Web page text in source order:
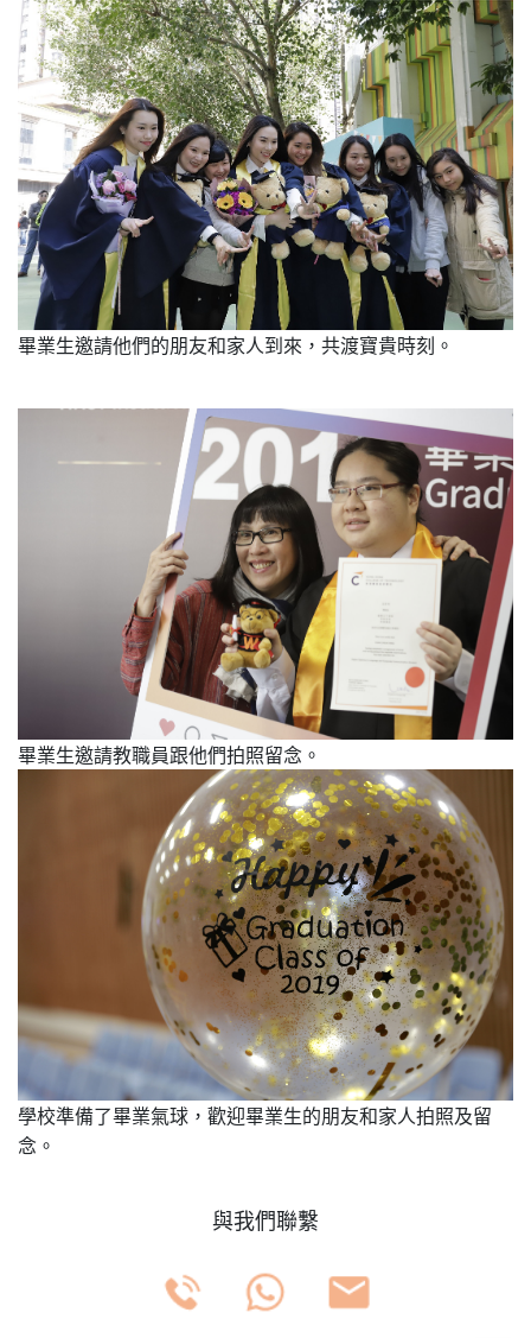
畢業生邀請他們的朋友和家人到來，共渡寶貴時刻。
畢業生邀請教職員跟他們拍照留念。
學校準備了畢業氣球，歡迎畢業生的朋友和家人拍照及留
念。
與我們聯繫